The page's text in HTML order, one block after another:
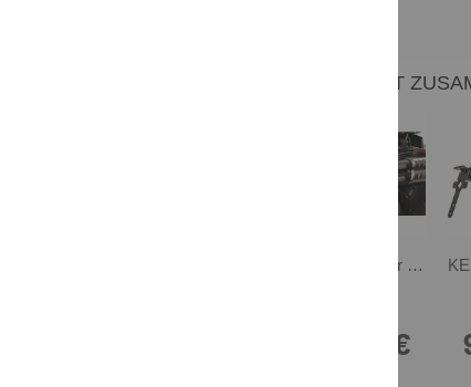
DAS PASST DAZU - WIRD OFT
Endtopf-Cover rechts, GFK unlackiert, Made in Germany
89,00 €